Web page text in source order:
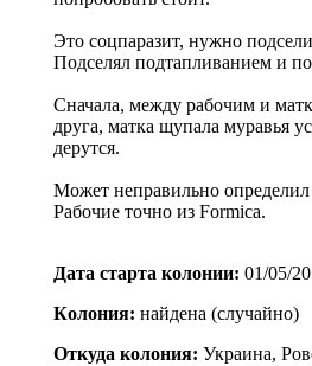
Это соцпаразит, нужно
Подселял подтапливанием и
Сначала, между рабочим и
друга, матка щупала муравья
дерутся.
Может неправильно
Рабочие точно из Formica.
Дата старта кoлонии: 01/05/
Кoлония: найдена (случайно)
Откуда кoлония: Украина,